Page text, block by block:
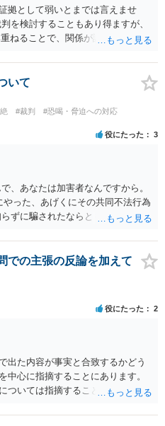
求するか，訴訟にするか，その点
は認めているのか，それさえも否
進め方は変わってくると思いま
と思います。）への対応ではあま
で折り合えるなら本人様の交渉で
うかの観点であれば，訴訟に進む
うしますと，お近くの弁護士に相
いようにも思います。
拠として弱いとまでは言えませ
を検討することもあり得ますが、
ねることで、関係が認定される余
に弁護士に相談されることをおす
いて
#裁判
#恐喝・脅迫への対応
役にたった 3
、あなたは加害者なんですから。
った、あげくにその共同不法行為
ずに騙されたならともか
での主張の反論を加えて
役にたった 2
出た内容が事実と合致するかどう
中心に指摘することにあります。
ついては指摘することが大切で
要です。 これらの点について最終